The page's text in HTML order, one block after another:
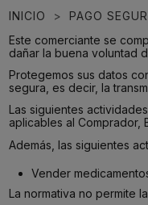
INICIO
PAGO
Este comerciante se
dañar la buena voluntad
Protegemos sus datos
segura, es decir, la
Las siguientes
aplicables al Comprador,
Además, las siguientes
Vender
La normativa no permite